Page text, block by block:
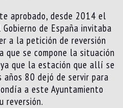
aprobado, desde 2014 el
de España invitaba
a la petición de reversión
se compone la situación
que la estación que allí se
80 dejó de servir para
a este Ayuntamiento
reversión.